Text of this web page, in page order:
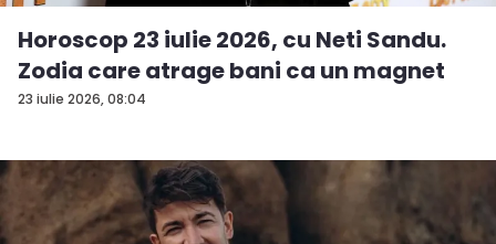
23 iulie 2026, 08:04
Horoscop 23 iulie 2026, cu Neti Sandu.
Zodia care atrage bani ca un magnet